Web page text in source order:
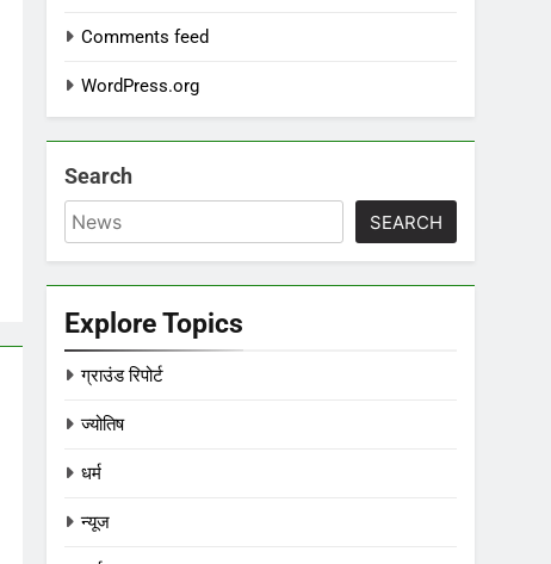
Comments feed
WordPress.org
Search
SEARCH
Explore Topics
ग्राउंड रिपोर्ट
ज्योतिष
धर्म
न्यूज